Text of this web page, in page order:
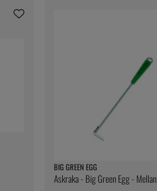
BIG GREEN EGG
Askraka - Big Green Egg - Mellan